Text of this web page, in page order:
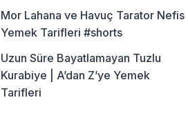
Mor Lahana ve Havuç Tarator Nefis
Yemek Tarifleri #shorts
Uzun Süre Bayatlamayan Tuzlu
Kurabiye | A’dan Z’ye Yemek
Tarifleri